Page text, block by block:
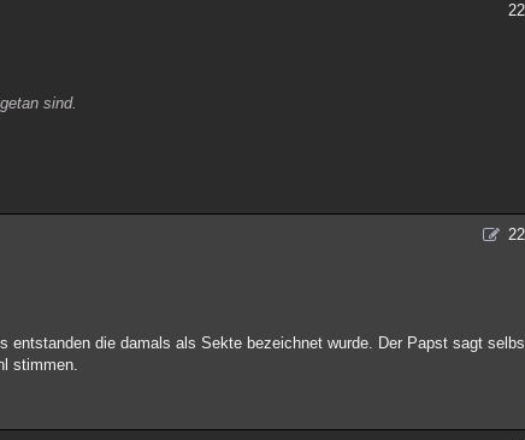
sind.
entstanden die damals als Sekte bezeichnet wurde. Der Papst sagt
stimmen.